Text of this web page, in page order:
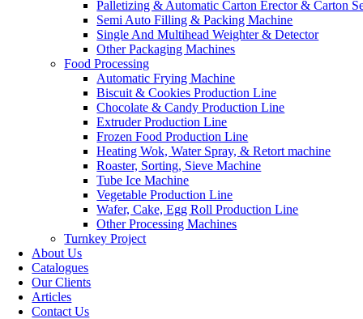
Palletizing & Automatic Carton Erector & Carton
Semi Auto Filling & Packing Machine
Single And Multihead Weighter & Detector
Other Packaging Machines
Food Processing
Automatic Frying Machine
Biscuit & Cookies Production Line
Chocolate & Candy Production Line
Extruder Production Line
Frozen Food Production Line
Heating Wok, Water Spray, & Retort machine
Roaster, Sorting, Sieve Machine
Tube Ice Machine
Vegetable Production Line
Wafer, Cake, Egg Roll Production Line
Other Processing Machines
Turnkey Project
About Us
Catalogues
Our Clients
Articles
Contact Us